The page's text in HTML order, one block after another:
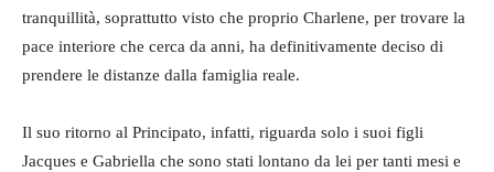
tranquillità, soprattutto visto che proprio Charlene, per trovare la
pace interiore che cerca da anni, ha definitivamente deciso di
prendere le distanze dalla famiglia reale.
Il suo ritorno al Principato, infatti, riguarda solo i suoi figli
Jacques e Gabriella che sono stati lontano da lei per tanti mesi e